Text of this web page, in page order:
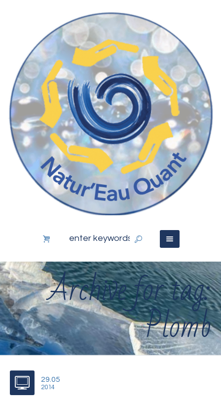
Archive for tag:
Plomb
29.05
2014